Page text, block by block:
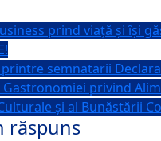
prind viață și își
printre semnatarii
privind
și al Bunăstării
răspuns